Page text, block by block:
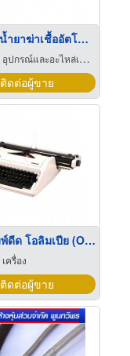
ประตูพ่นน้ำยาฆ่าเชื้ออัตโนมัติ Automatic Sanitizing Chamber
อุปกรณ์และอะไหล่เครื่องลำเลียงวัสดุ
ติดต่อผู้ขาย
เครื่องพิมพ์ดีด โอลิมเปีย (Olympia)
เครื่อง
ติดต่อผู้ขาย